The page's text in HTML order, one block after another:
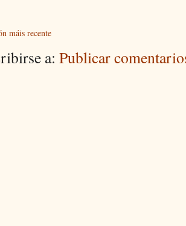
máis recente
a: Publicar